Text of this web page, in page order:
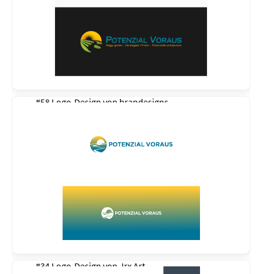
#58 Logo-Design von brandesigns
#34 Logo-Design von Jrx Art